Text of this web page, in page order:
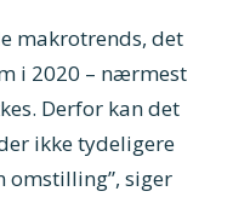
makrotrends, det
i 2020 – nærmest
Derfor kan det
ikke tydeligere
omstilling”, siger